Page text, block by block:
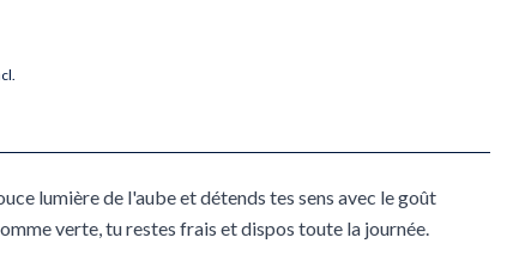
lumière de l'aube et détends tes sens avec le goût
verte, tu restes frais et dispos toute la journée.